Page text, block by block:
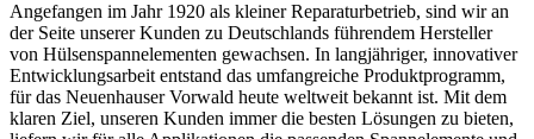
Angefangen im Jahr 1920 als kleiner Reparaturbetrieb, sind wir an
der Seite unserer Kunden zu Deutschlands führendem Hersteller
von Hülsenspannelementen gewachsen. In langjähriger, innovativer
Entwicklungsarbeit entstand das umfangreiche Produktprogramm,
für das Neuenhauser Vorwald heute weltweit bekannt ist. Mit dem
klaren Ziel, unseren Kunden immer die besten Lösungen zu bieten,